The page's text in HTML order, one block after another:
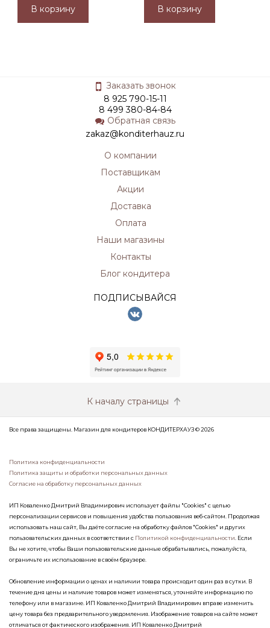
В корзину В корзину
Заказать звонок
8 925 790-15-11
8 499 380-84-84
Обратная связь
zakaz@konditerhauz.ru
О компании
Поставщикам
Акции
Доставка
Оплата
Наши магазины
Контакты
Блог кондитера
ПОДПИСЫВАЙСЯ
К началу страницы
Все права защищены. Магазин для кондитеров КОНДИТЕРХАУЗ © 2026
Политика конфиденциальности
Политика защиты и обработки персональных данных
Согласие на обработку персональных данных
ИП Коваленко Дмитрий Владимирович использует файлы "Cookies" с целью
персонализации сервисов и повышения удобства пользования веб-сайтом. Продолжая
использовать наш сайт, Вы даёте согласие на обработку файлов "Cookies" и других
пользовательских данных в соответствии с Политикой конфиденциальности . Если
Вы не хотите, чтобы Ваши пользовательские данные обрабатывались, пожалуйста,
ограничьте их использование в своём браузере.
Обновление информации о ценах и наличии товара происходит один раз в сутки. В
течение дня цены и наличие товаров может изменяться, уточняйте информацию по
телефону или в магазине. ИП Коваленко Дмитрий Владимирович вправе изменить
цену товара без предварительного уведомления. Изображение товаров на сайте может
отличаться от фактического изображения. ИП Коваленко Дмитрий